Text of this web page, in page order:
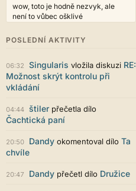
wow, toto je hodně nezvyk, ale
není to vůbec ošklivé
Jarda468
Už i počet přečtení jde vidět,
myslím také už v pořádku,
perfektní práce :)
Singularis
Líbí se mi tmavá varianta nového
vzhledu. Na některých místech
jsou sice mezi prvky příliš velké
určitě to půjde upravit místním
stylem... Celkově je styl dobře
POSLEDNÍ AKTIVITY
06:32 Singularis vložila diskuzi RE:
Možnost skrýt kontrolu při
vkládání
04:44 štiler přečetla dílo
Čachtická paní
20:50 Dandy okomentoval dílo Ta
chvíle
20:47 Dandy přečetl dílo Družice